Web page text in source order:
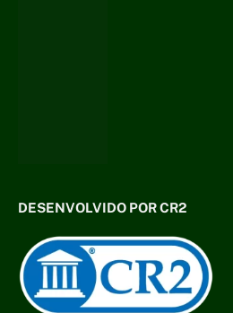
DESENVOLVIDO POR CR2